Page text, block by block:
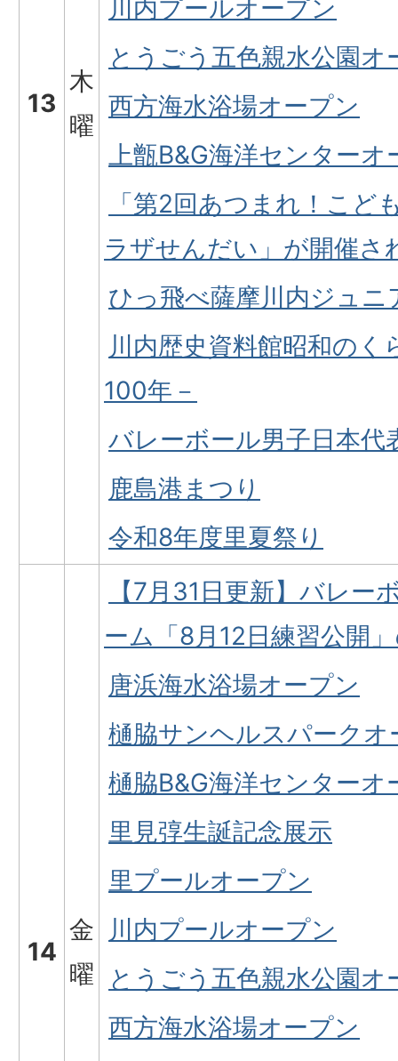
13
木
曜
川内プールオープン
とうごう五色親水公園オ
西方海水浴場オープン
上甑B&G海洋センターオ
「第2回あつまれ！こど
ラザせんだい」が開催さ
ひっ飛べ薩摩川内ジュニ
川内歴史資料館昭和のく
100年－
バレーボール男子日本代
鹿島港まつり
令和8年度里夏祭り
14
金
曜
【7月31日更新】バレー
ーム「8月12日練習公開
唐浜海水浴場オープン
樋脇サンヘルスパークオ
樋脇B&G海洋センターオ
里見弴生誕記念展示
里プールオープン
川内プールオープン
とうごう五色親水公園オ
西方海水浴場オープン